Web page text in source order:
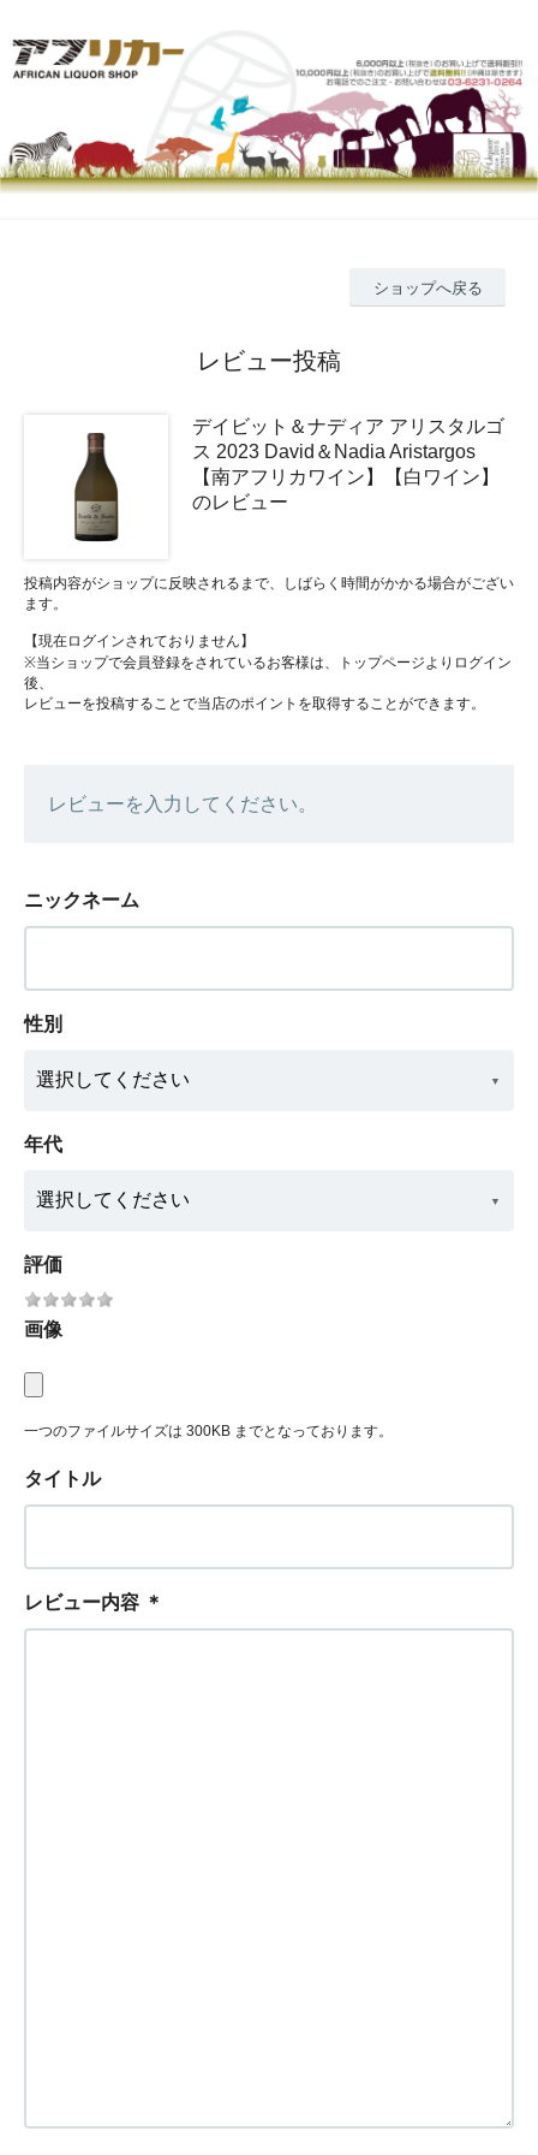
ショップへ戻る
レビュー投稿
デイビット＆ナディア アリスタルゴ
ス 2023 David＆Nadia Aristargos
【南アフリカワイン】【白ワイン】
のレビュー
投稿内容がショップに反映されるまで、しばらく時間がかかる場合がござい
ます。
【現在ログインされておりません】
※当ショップで会員登録をされているお客様は、トップページよりログイン
後、
レビューを投稿することで当店のポイントを取得することができます。
レビューを入力してください。
ニックネーム
性別
年代
評価
画像
一つのファイルサイズは 300KB までとなっております。
タイトル
レビュー内容 ＊